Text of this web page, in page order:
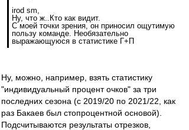
irod sm,
Ну, что ж..Кто как видит.
С моей точки зрения, он приносил ощутимую
пользу команде. Необязательно
выражающуюся в статистике Г+П
Ну, можно, например, взять статистику
"индивидуальный процент очков" за три
последних сезона (с 2019/20 по 2021/22, как
раз Бакаев был стопроцентной основой).
Подсчитываются результаты отрезков,